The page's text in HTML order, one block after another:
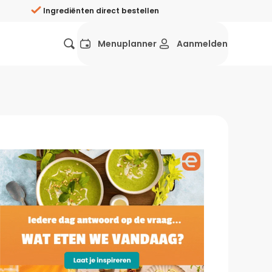
Ingrediënten direct bestellen
Gezonde recepten
Recepten avondeten
Makkelijke recepten
Menuplanner Aanmelden